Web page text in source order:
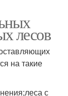
лесов
на такие
с